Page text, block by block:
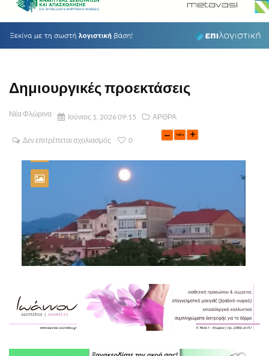
Δημιουργικές προεκτάσεις
Νέα Φλώρινα Ιούνιος 1, 2026 09:15 ΑΡΘΡΑ
Δεν επιτρέπεται σχολιασμός 0